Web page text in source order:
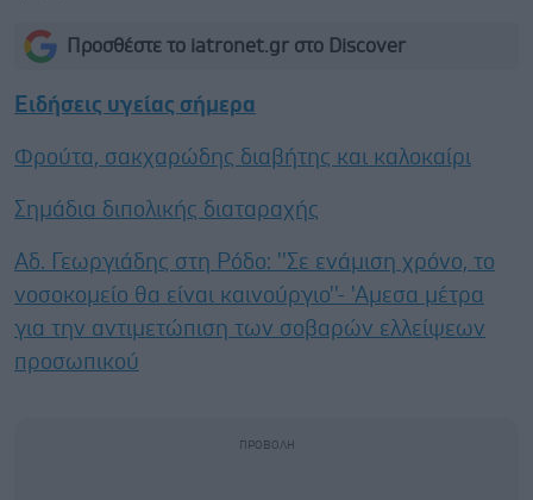
Προσθέστε το iatronet.gr στο Discover
Ειδήσεις υγείας σήμερα
Φρούτα, σακχαρώδης διαβήτης και καλοκαίρι
Σημάδια διπολικής διαταραχής
Αδ. Γεωργιάδης στη Ρόδο: ''Σε ενάμιση χρόνο, το
νοσοκομείο θα είναι καινούργιο''- 'Αμεσα μέτρα
για την αντιμετώπιση των σοβαρών ελλείψεων
προσωπικού